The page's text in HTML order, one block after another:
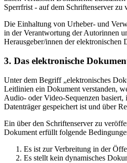
Sperrfrist - auf dem Schriftenserver zu
Die Einhaltung von Urheber- und
in der Verantwortung der Autorinnen
Herausgeber/innen der elektronischen
3. Das elektronische
Unter dem Begriff „elektronisches
Leitlinien ein Dokument verstanden,
Audio- oder Video-Sequenzen
Datenträger gespeichert ist und über
Ein über den Schriftenserver zu
Dokument erfüllt folgende
Es ist zur Verbreitung in der
Es stellt kein dynamisches